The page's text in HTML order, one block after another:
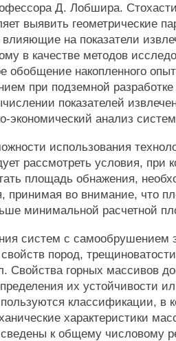
Д. Лобшира.
выявить геометрические
на показатели
в качестве методов
обобщение накопленного
при подземной разработке
показателей
экономический анализ
использования
рассмотреть условия, при
площадь обнажения,
принимая во внимание, что
минимальной расчетной
систем с самообрушением
пород,
Свойства горных массивов
их устойчивости
классификации, в
характеристики
к общему числовому